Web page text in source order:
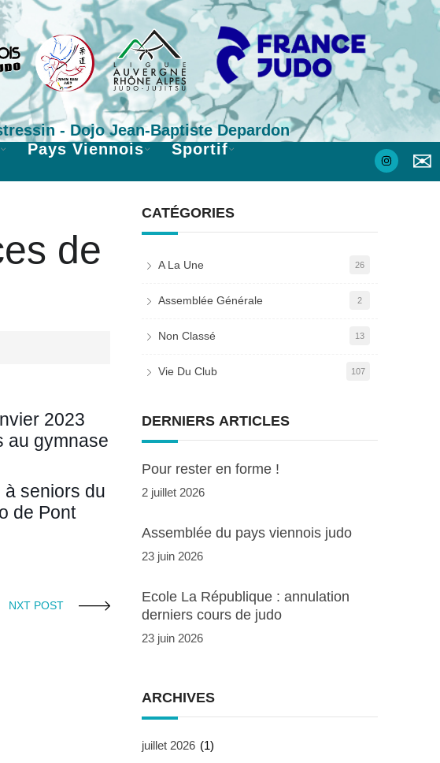
- Dojo Jean-Baptiste Depardon
Pays Viennois
Sportif
✉
de
2023
au gymnase
à seniors du
de Pont
NXT POST
CATÉGORIES
A La Une 26
Assemblée Générale 2
Non Classé 13
Vie Du Club 107
DERNIERS ARTICLES
Pour rester en forme !
2 juillet 2026
Assemblée du pays viennois judo
23 juin 2026
Ecole La République : annulation
derniers cours de judo
23 juin 2026
ARCHIVES
juillet 2026 (1)